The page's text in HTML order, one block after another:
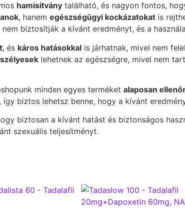
hamisítvány található, és nagyon fontos,
, hanem egészségügyi kockázatokat is
biztosítják a kívánt eredményt, és a
, és káros hatásokkal is járhatnak, mivel nem
lehetnek az egészségre, mivel nem
minden egyes terméket alaposan
így biztos lehetsz benne, hogy a kívánt
biztosan a kívánt hatást és biztonságos
szexuális teljesítményt.